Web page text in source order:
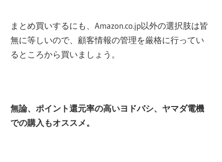
まとめ買いするにも、Amazon.co.jp以外の選択肢は皆
無に等しいので、顧客情報の管理を厳格に行ってい
るところから買いましょう。
無論、ポイント還元率の高いヨドバシ、ヤマダ電機
での購入もオススメ。